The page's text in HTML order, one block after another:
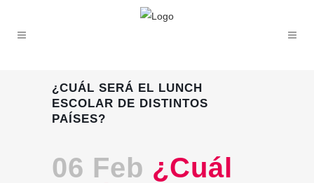
¿CUÁL SERÁ EL LUNCH
ESCOLAR DE DISTINTOS
PAÍSES?
06 Feb ¿Cuál